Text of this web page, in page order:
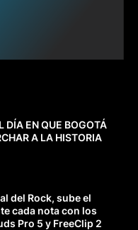
DÍA EN QUE BOGOTÁ
A LA HISTORIA
del Rock, sube el
cada nota con los
Pro 5 y FreeClip 2